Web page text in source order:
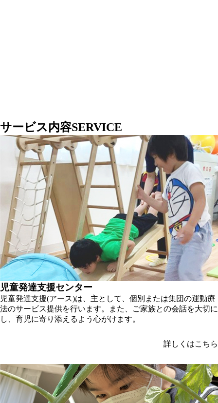
サービス内容SERVICE
児童発達⽀援センター
児童発達⽀援(アース)は、主として、個別または集団の運動療
法のサービス提供を⾏います。また、ご家族との会話を⼤切に
し、育児に寄り添えるよう⼼がけます。
詳しくはこちら